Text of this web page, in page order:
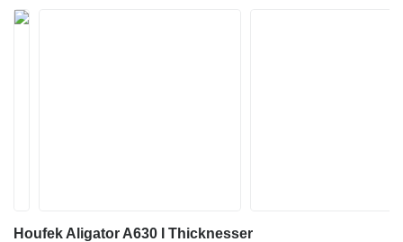
Houfek Aligator A630 I Thicknesser